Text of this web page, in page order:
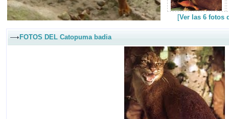
[Ver las 6 fotos
FOTOS DEL Catopuma badia